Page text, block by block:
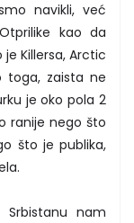
navikli, već
kao da
Killersa, Arctic
toga, zaista ne
je oko pola 2
ranije nego što
što je publika,
nam